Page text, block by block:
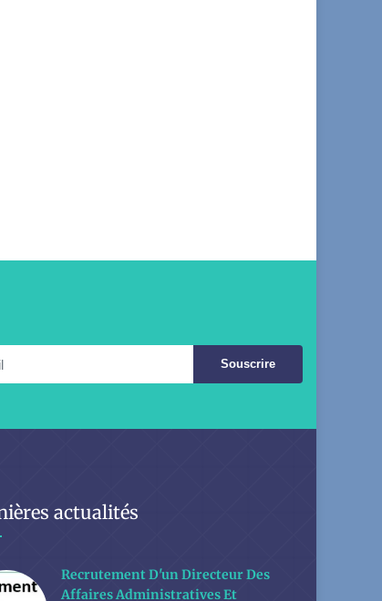
Souscrire
actualités
Recrutement D'un Directeur Des
Affaires Administratives Et